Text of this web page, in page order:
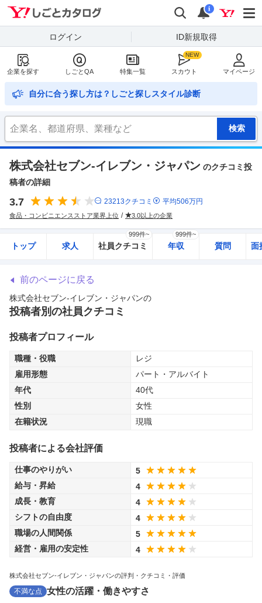
検索
通知
i
ログイン ID新規取得
企業を探す しごとQA 特集一覧 スカウト マイページ
自分に合う探し方は？しごと探しスタイル診断
株式会社セブン-イレブン・ジャパン のクチコミ投
稿者の詳細
3.7 23213クチコミ 平均506万円
食品・コンビニエンスストア業界上位 3.0以上の企業
トップ 求人 社員クチコミ
999件~
年収
999件~
質問 面
前のページに戻る
株式会社セブン-イレブン・ジャパンの
投稿者別の社員クチコミ
投稿者プロフィール
職種・役職
レジ
雇用形態
パート・アルバイト
年代
40代
性別
女性
在籍状況
現職
投稿者による会社評価
仕事のやりがい
5
給与・昇給
4
成長・教育
4
シフトの自由度
4
職場の人間関係
5
経営・雇用の安定性
4
株式会社セブン-イレブン・ジャパンの評判・クチコミ・評価
不満な点 女性の活躍・働きやすさ